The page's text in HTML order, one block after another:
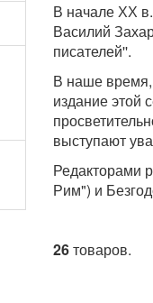
В начале ХХ
Василий
писателей''.
В наше
издание этой
выступают
Редакторами
Рим") и
26товаров.